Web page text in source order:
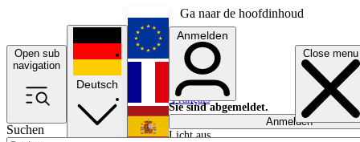
Ga naar de hoofdinhoud
Open sub
navigation
Close menu
Suchen
Deutsch
English
Français
Anmelden
Sie sind abgemeldet.
Anmelden
Licht aus